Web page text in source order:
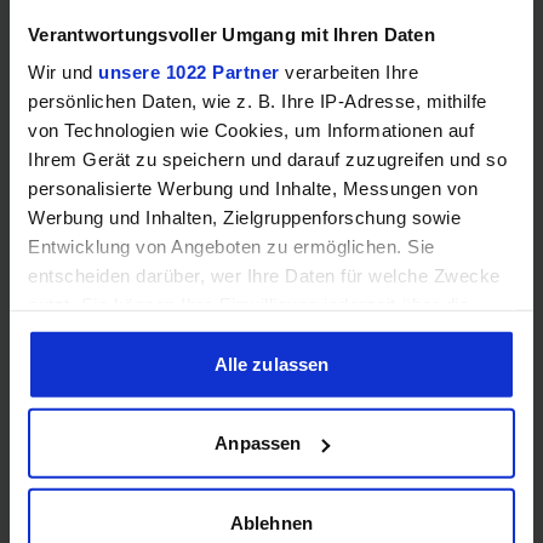
Verantwortungsvoller Umgang mit Ihren Daten
Wir und unsere 1022 Partner verarbeiten Ihre
persönlichen Daten, wie z. B. Ihre IP-Adresse, mithilfe
von Technologien wie Cookies, um Informationen auf
Ihrem Gerät zu speichern und darauf zuzugreifen und so
personalisierte Werbung und Inhalte, Messungen von
Werbung und Inhalten, Zielgruppenforschung sowie
Entwicklung von Angeboten zu ermöglichen. Sie
entscheiden darüber, wer Ihre Daten für welche Zwecke
Cookie-Erklärung oder durch Klicken auf das Privacy
Trigger Symbol ändern oder widerrufen
Informationen über Ihre geografische Lage erfassen,
welche bis auf einige Meter genau sein können
Ihr Gerät durch aktives Scannen nach bestimmten
Alle zulassen
Anpassen
Ablehnen
Hinweis: Unsere Links sind Affiliate Links. Wir erhalten beim Kauf
eine kleine Provision, ohne dass sich euer Preis erhöht.
ZUM BESTPREIS
Vergleichen
GEWINNSPIEL
Gewinne einen MSI Gaming PC mit RTX 5070
Ti!!
Bis zum 21. August hast du die Chance, bei unserem